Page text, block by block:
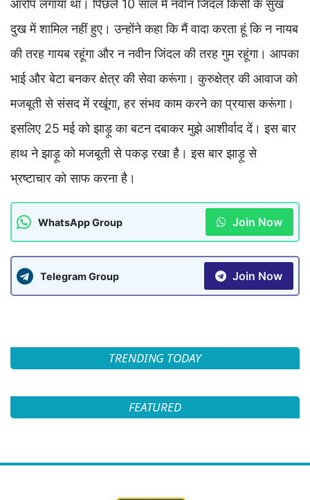
आरोप लगाया था। पिछले 10 साल में नवीन जिंदल किसी के सुख
दुख में शामिल नहीं हुए। उन्होंने कहा कि मैं वादा करता हूं कि न नायब
की तरह गायब रहूंगा और न नवीन जिंदल की तरह गुम रहूंगा। आपका
भाई और बेटा बनकर क्षेत्र की सेवा करूंगा। कुरुक्षेत्र की आवाज को
मजबूती से संसद में रखूंगा, हर संभव काम करने का प्रयास करूंगा।
इसलिए 25 मई को झाड़ू का बटन दबाकर मुझे आशीर्वाद दें। इस बार
हाथ ने झाड़ू को मजबूती से पकड़ रखा है। इस बार झाड़ू से
भ्रष्टाचार को साफ करना है।
WhatsApp Group Join Now
Telegram Group Join Now
TRENDING TODAY
FEATURED